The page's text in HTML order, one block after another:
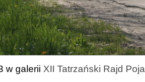
w galerii XII Tatrzański Rajd